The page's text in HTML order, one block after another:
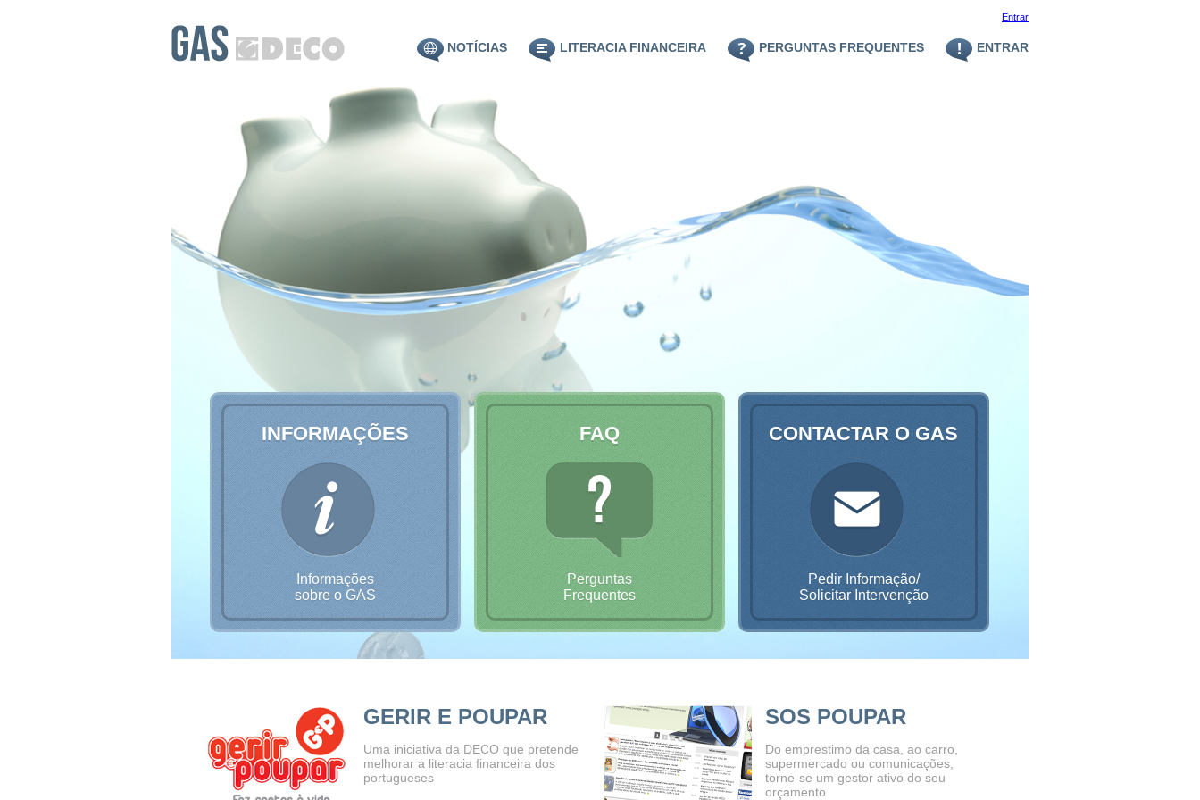
Entrar
NOTÍCIAS LITERACIA FINANCEIRA PERGUNTAS FREQUENTES ENTRAR
INFORMAÇÕES
Informações
sobre o GAS
FAQ
Perguntas
Frequentes
CONTACTAR O GAS
Pedir Informação/
Solicitar Intervenção
GERIR E POUPAR
Uma iniciativa da DECO que pretende
melhorar a literacia financeira dos
portugueses
SOS POUPAR
Do emprestimo da casa, ao carro,
supermercado ou comunicações,
torne-se um gestor ativo do seu
orçamento